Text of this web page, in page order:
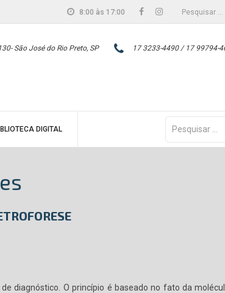
8:00 às 17:00 FacebookInstagram
Pesquisar
São José do Rio Preto, SP
17 3233-4490 / 17 99794-
DIGITAL
por:
diagnóstico. O princípio é baseado no fato da